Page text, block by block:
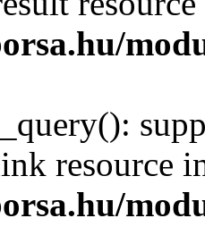
resource